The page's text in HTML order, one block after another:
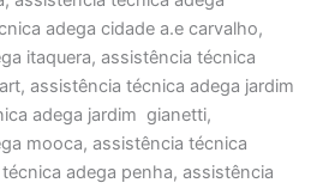
adega cidade a.e carvalho,
itaquera, assistência técnica
assistência técnica adega jardim
adega jardim gianetti,
mooca, assistência técnica
adega penha, assistência